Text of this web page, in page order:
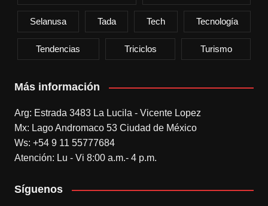
Selanusa Tada Tech Tecnología
Tendencias Triciclos Turismo
Más información
Arg: Estrada 3483 La Lucila - Vicente Lopez
Mx: Lago Andromaco 53 Ciudad de México
Ws: +54 9 11 55777684
Atención: Lu - Vi 8:00 a.m.- 4 p.m.
Síguenos